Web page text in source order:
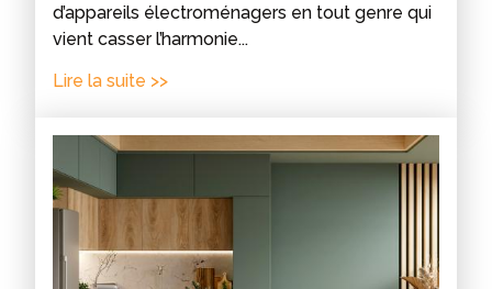
d’appareils électroménagers en tout genre qui
vient casser l’harmonie...
Lire la suite >>